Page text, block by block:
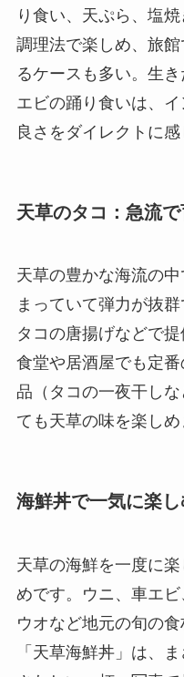
り食い、天ぷら、塩
調理法で楽しめ、旅
るケースも多い。生
エビの踊り食いは、
良さをダイレクトに感
天草のタコ：急流
天草の豊かな海流の
まっていて弾力が抜
タコの唐揚げなどで
食堂や居酒屋でも定
品（タコの一夜干し
ても天草の味を楽しめ
海鮮丼で一気に楽し
天草の海鮮を一度に
めです。ウニ、車エ
ウオなど地元の旬の
「天草海鮮丼」は、